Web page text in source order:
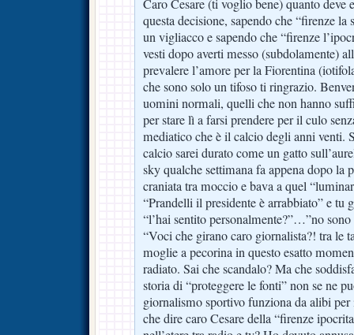
Caro Cesare (ti voglio bene) quanto deve
questa decisione, sapendo che “firenze la
un vigliacco e sapendo che “firenze
vesti dopo averti messo (subdolamente)
prevalere l’amore per la Fiorentina
che sono solo un tifoso ti ringrazio.
uomini normali, quelli che non hanno
per stare lì a farsi prendere per il culo
mediatico che è il calcio degli anni venti.
calcio sarei durato come un gatto
sky qualche settimana fa appena dopo la
craniata tra moccio e bava a quel
“Prandelli il presidente è arrabbiato” e tu
“l’hai sentito personalmente?”…”no
“Voci che girano caro giornalista?! tra le
moglie a pecorina in questo esatto
radiato. Sai che scandalo? Ma che
storia di “proteggere le fonti” non se ne
giornalismo sportivo funziona da alibi per
che dire caro Cesare della “firenze